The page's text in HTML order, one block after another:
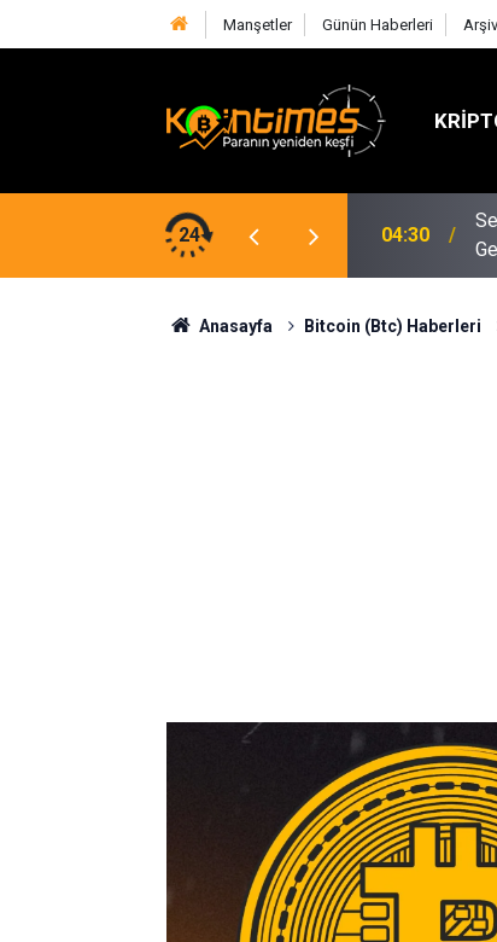
Manşetler Günün Haberleri Arşiv
24
Borsalar Gerilerken DEX'ler
04:30
Anasayfa Bitcoin (Btc) Haberleri